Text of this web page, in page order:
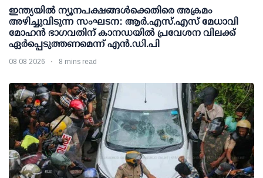
ഇന്ത്യയില്‍ ന്യൂനപക്ഷങ്ങള്‍ക്കെതിരെ അക്രമം
അഴിച്ചുവിടുന്ന സംഘടന: ആര്‍.എസ്.എസ് മേധാവി
മോഹന്‍ ഭാഗവതിന് കാനഡയില്‍ പ്രവേശന വിലക്ക്
ഏര്‍പ്പെടുത്തണമെന്ന് എന്‍.ഡി.പി
08 08 2026 8 mins read